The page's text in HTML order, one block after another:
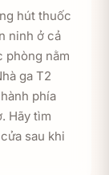
hút thuốc
ninh ở cả
phòng nằm
ga T2
phía
Hãy tìm
sau khi